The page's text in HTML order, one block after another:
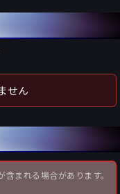
せん
まれる場合があります。